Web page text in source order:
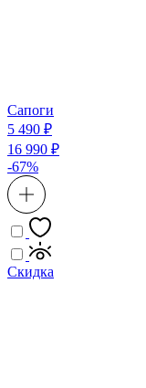
Сапоги
5 490 ₽
16 990 ₽
-67%
Скидка